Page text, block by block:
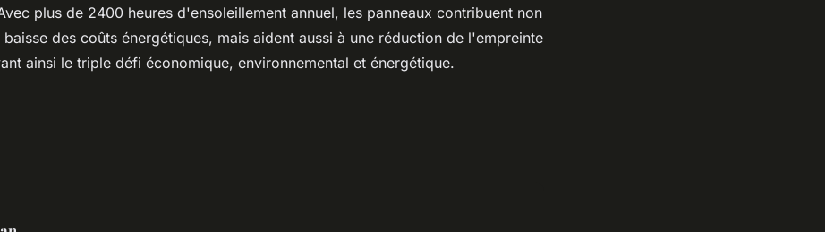
plus de 2400 heures d'ensoleillement annuel, les panneaux contribuent non
baisse des coûts énergétiques, mais aident aussi à une réduction de l'empreinte
ainsi le triple défi économique, environnemental et énergétique.